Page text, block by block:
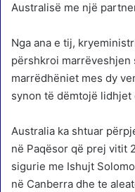
Australisë me një
Nga ana e tij,
përshkroi
marrëdhëniet mes dy
synon të dëmtojë lidhjet
Australia ka shtuar
në Paqësor që prej vitit
sigurie me Ishujt
në Canberra dhe te